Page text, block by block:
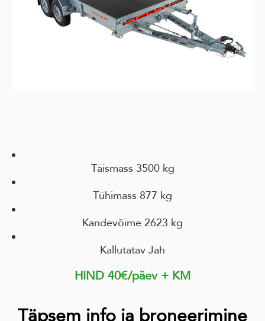
Täismass 3500 kg
Tühimass 877 kg
Kandevõime 2623 kg
Kallutatav Jah
HIND 40€/päev + KM
Täpsem info ja broneerimine